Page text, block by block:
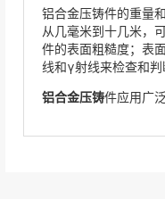
铝合金压铸件的重量
从几毫米到十几米，
件的表面粗糙度；表
线和γ射线来检查和判
铝合金压铸件应用广